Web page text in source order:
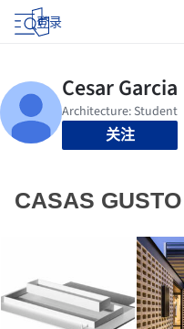
登录
关注
CASAS GUSTO